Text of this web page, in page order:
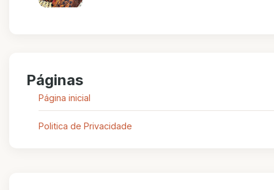
Páginas
Página inicial
Politica de Privacidade